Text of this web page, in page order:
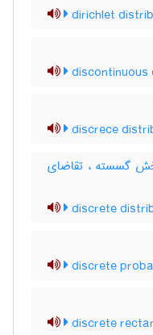
dirichlet
discrece
گسسته ، تقاضای
discrete
discrete
discrete